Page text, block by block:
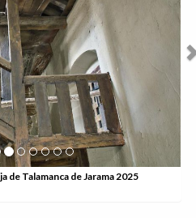
de Talamanca de Jarama 2025